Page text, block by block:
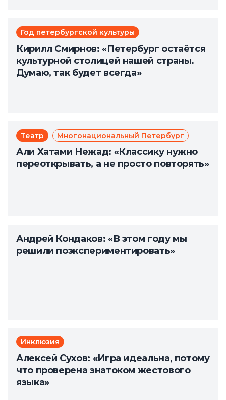
Год петербургской культуры
Кирилл Смирнов: «Петербург остаётся
культурной столицей нашей страны.
Думаю, так будет всегда»
Театр Многонациональный Петербург
Али Хатами Нежад: «Классику нужно
переоткрывать, а не просто повторять»
Андрей Кондаков: «В этом году мы
решили поэкспериментировать»
Инклюзия
Алексей Сухов: «Игра идеальна, потому
что проверена знатоком жестового
языка»